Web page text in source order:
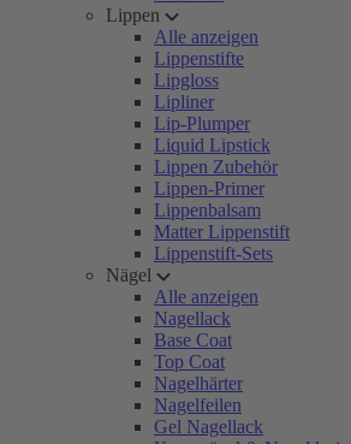
Lippen
Alle anzeigen
Lippenstifte
Lipgloss
Lipliner
Lip-Plumper
Liquid Lipstick
Lippen Zubehör
Lippen-Primer
Lippenbalsam
Matter Lippenstift
Lippenstift-Sets
Nägel
Alle anzeigen
Nagellack
Base Coat
Top Coat
Nagelhärter
Nagelfeilen
Gel Nagellack